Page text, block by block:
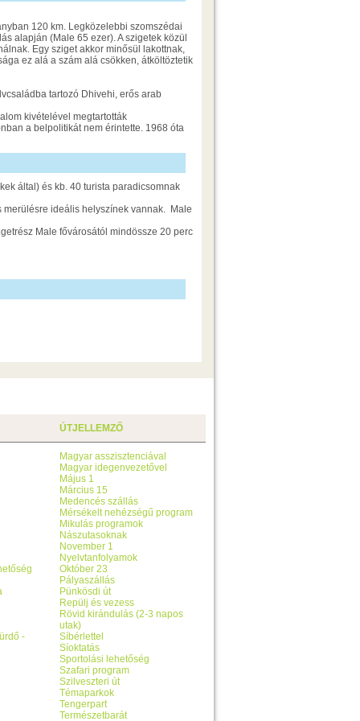
120 km. Legközelebbi szomszédai
alapján (Male 65 ezer). A szigetek közül
Egy sziget akkor minősül lakottnak,
ez alá a szám alá csökken, átköltöztetik
tartozó Dhivehi, erős arab
kivételével megtartották
a belpolitikát nem érintette. 1968 óta
által) és kb. 40 turista paradicsomnak
merülésre ideális helyszínek vannak. Male
Male fővárosától mindössze 20 perc
-
ÚTJELLEMZŐ
Magyar asszisztenciával
Magyar idegenvezetővel
Május 1
Március 15
Medencés szállás
Mérsékelt nehézségű program
Mikulás programok
Nászutasoknak
November 1
Nyelvtanfolyamok
Október 23
Pályaszállás
Pünkösdi út
Repülj és vezess
Rövid kirándulás (2-3 napos
utak)
Síbérlettel
Síoktatás
Sportolási lehetőség
Szafari program
Szilveszteri út
Témaparkok
Tengerpart
Természetbarát